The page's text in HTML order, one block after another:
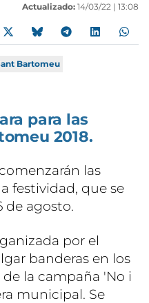
Actualizado: 14/03/22 | 13:08
Bartomeu
para las
2018.
las
festividad, que se
de agosto.
por el
banderas en los
de la campaña 'No i
municipal. Se